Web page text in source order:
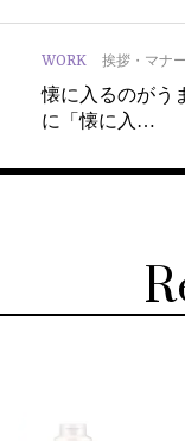
WORK 挨拶・マナー
懐に入るのがう
に「懐に入…